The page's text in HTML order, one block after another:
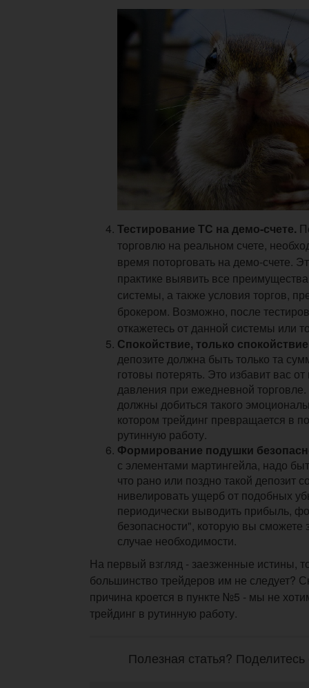
Тестирование ТС на демо-счете.
торговлю на реальном счете,
время поторговать на демо-счете.
практике выявить все
системы, а также условия торгов,
брокером. Возможно, после
откажетесь от данной системы или
Спокойствие, только
депозите должна быть только та
готовы потерять. Это избавит вас от
давления при ежедневной
должны добиться такого
котором трейдинг превращается в
рутинную работу.
Формирование подушки
с элементами мартингейла, надо
что рано или поздно такой депозит
нивелировать ущерб от подобных
периодически выводить прибыль,
безопасности", которую вы сможете
случае необходимости.
На первый взгляд - заезженные истины,
большинство трейдеров им не следует?
причина кроется в пункте №5 - мы не
трейдинг в рутинную работу.
Полезная статья?